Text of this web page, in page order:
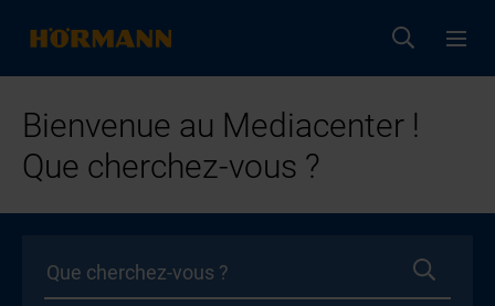
Bienvenue au Mediacenter !
Que cherchez-vous ?